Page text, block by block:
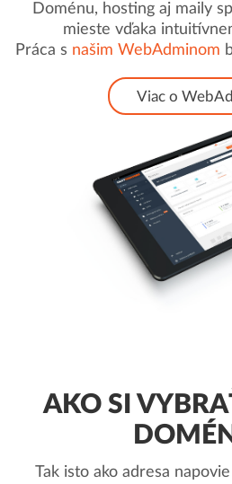
Doménu, hosting aj maily
mieste vďaka
Práca s našim WebAdminom
Viac o
AKO SI
Tak isto ako adresa